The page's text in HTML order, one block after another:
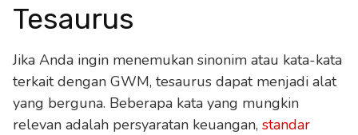
Tesaurus
Jika Anda ingin menemukan sinonim atau kata-kata
terkait dengan GWM, tesaurus dapat menjadi alat
yang berguna. Beberapa kata yang mungkin
relevan adalah persyaratan keuangan, standar